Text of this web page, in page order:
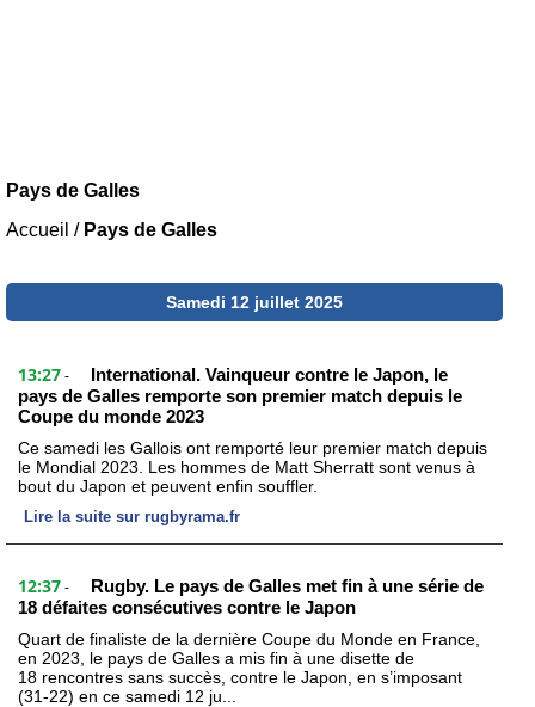
Pays de Galles
Accueil / Pays de Galles
Samedi 12 juillet 2025
13:27 -
International. Vainqueur contre le Japon, le
pays de Galles remporte son premier match depuis le
Coupe du monde 2023
Ce samedi les Gallois ont remporté leur premier match depuis
le Mondial 2023. Les hommes de Matt Sherratt sont venus à
bout du Japon et peuvent enfin souffler.
Lire la suite sur rugbyrama.fr
12:37 -
Rugby. Le pays de Galles met fin à une série de
18 défaites consécutives contre le Japon
Quart de finaliste de la dernière Coupe du Monde en France,
en 2023, le pays de Galles a mis fin à une disette de
18 rencontres sans succès, contre le Japon, en s’imposant
(31-22) en ce samedi 12 ju...